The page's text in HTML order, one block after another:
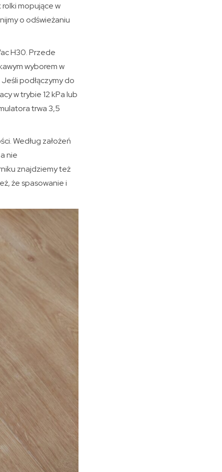
mopujące w
o odświeżaniu
H30. Przede
wyborem w
podłączymy do
w trybie 12 kPa lub
trwa 3,5
Według założeń
nie
znajdziemy też
że spasowanie i